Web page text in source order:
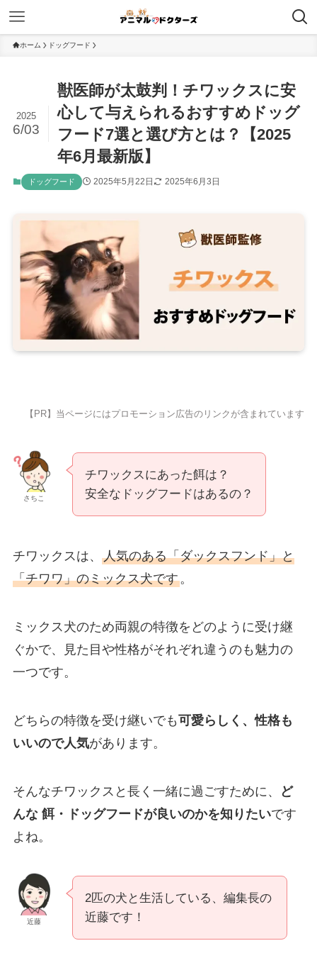
ホーム ドッグフード
獣医師が太鼓判！チワックスに安
心して与えられるおすすめドッグ
フード7選と選び方とは？【2025
年6月最新版】
2025
6/03
ドッグフード 2025年5月22日 2025年6月3日
【PR】当ページにはプロモーション広告のリンクが含まれています
さちこ
チワックスにあった餌は？
安全なドッグフードはあるの？
チワックスは、 人気のある「ダックスフンド」と
「チワワ」のミックス犬です。
ミックス犬のため両親の特徴をどのように受け継
ぐかで、見た目や性格がそれぞれ違うのも魅力の
一つです。
どちらの特徴を受け継いでも可愛らしく、性格も
いいので人気があります。
そんなチワックスと長く一緒に過ごすために、
ど
んな 餌・ドッグフードが良いのかを知りたいです
よね。
近藤
2匹の犬と生活している、編集長の
近藤です！